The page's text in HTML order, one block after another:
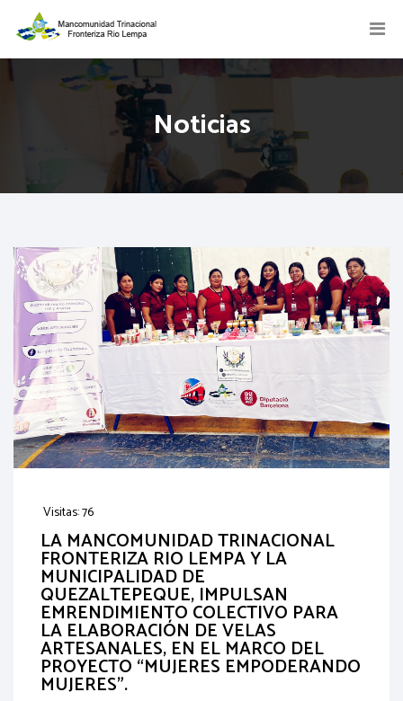
Noticias
Visitas: 76
LA MANCOMUNIDAD TRINACIONAL
FRONTERIZA RIO LEMPA Y LA
MUNICIPALIDAD DE
QUEZALTEPEQUE, IMPULSAN
EMRENDIMIENTO COLECTIVO PARA
LA ELABORACIÓN DE VELAS
ARTESANALES, EN EL MARCO DEL
PROYECTO “MUJERES EMPODERANDO
MUJERES”.